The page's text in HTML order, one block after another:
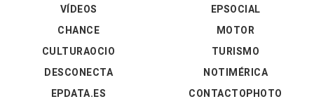
VÍDEOS
EPSOCIAL
CHANCE
CULTURAOCIO
DESCONECTA
EPDATA.ES
MOTOR
TURISMO
NOTIMÉRICA
CONTACTOPHOTO